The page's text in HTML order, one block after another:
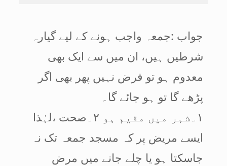
جواب :جمعہ واجب ہونے کے لیے گیارہ
شرطیں ہیں، ان میں سے ایک بھی
معدوم ہو تو فرض نہیں پھر بھی اگر
پڑھے گا تو ہو جائے گا۔
۱۔شہر میں مقیم ہو ۲۔صحت ،لہٰذا
ایسے مریض پر کہ مسجد جمعہ تک نہ
جاسکتا ہو یا چلے جانے میں مرض